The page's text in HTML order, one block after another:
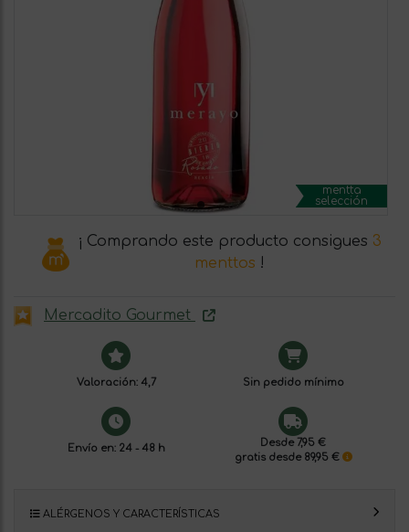
mentta
selección
¡ Comprando este producto consigues 3
menttos !
Mercadito Gourmet
Valoración: 4,7 Sin pedido mínimo
Envío en: 24 - 48 h
Desde 7,95 €
gratis desde 89,95 €
ALÉRGENOS Y CARACTERÍSTICAS